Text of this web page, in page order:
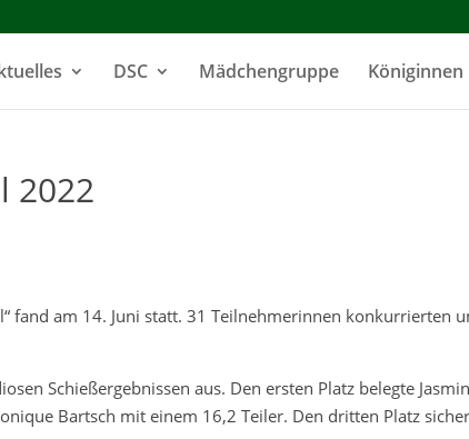
DSC Mädchengruppe Königinnen
2022
fand am 14. Juni statt. 31 Teilnehmerinnen konkurrierten
Schießergebnissen aus. Den ersten Platz belegte
Bartsch mit einem 16,2 Teiler. Den dritten Platz